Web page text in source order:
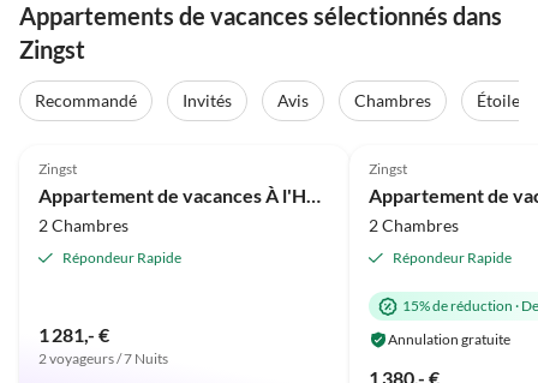
Appartements de vacances sélectionnés dans
Zingst
Recommandé Invités Avis Chambres Étoiles
Meilleure
Zingst
2 Chambres
Répondeur Rapide
1 281,- €
2 voyageurs / 7 Nuits
Zingst
2 Chambres
Répondeur Rapide
15% de réduction ·
Annulation gratuite
1 380,- €